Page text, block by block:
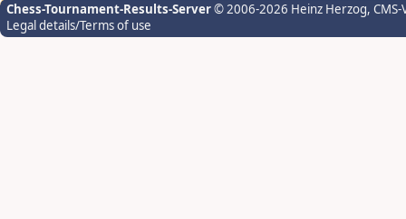
Chess-Tournament-Results-Server© 2006-2026 Heinz Herzog,
Legal details/Terms of use